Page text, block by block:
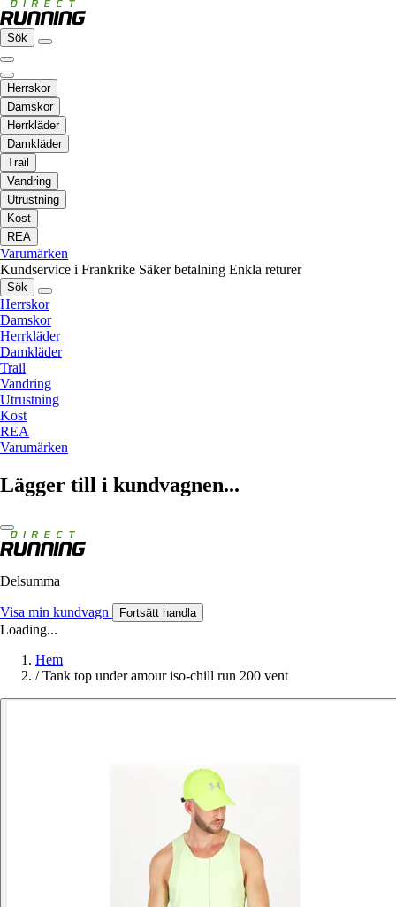
Sök
Herrskor
Damskor
Herrkläder
Damkläder
Trail
Vandring
Utrustning
Kost
REA
Varumärken
Kundservice i Frankrike Säker betalning Enkla returer
Sök
Herrskor
Damskor
Herrkläder
Damkläder
Trail
Vandring
Utrustning
Kost
REA
Varumärken
Lägger till i kundvagnen...
Delsumma
Visa min kundvagn Fortsätt handla
Loading...
Hem
/ Tank top under amour iso-chill run 200 vent